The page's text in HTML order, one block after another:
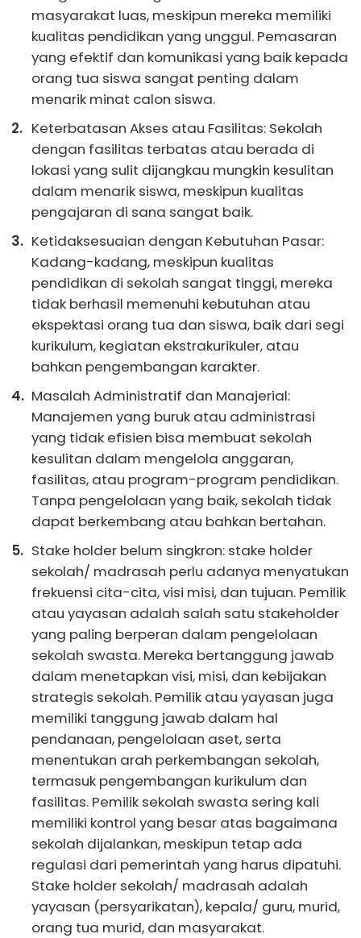
masyarakat luas, meskipun mereka memiliki
kualitas pendidikan yang unggul. Pemasaran
yang efektif dan komunikasi yang baik kepada
orang tua siswa sangat penting dalam
menarik minat calon siswa.
Keterbatasan Akses atau Fasilitas: Sekolah
dengan fasilitas terbatas atau berada di
lokasi yang sulit dijangkau mungkin kesulitan
dalam menarik siswa, meskipun kualitas
pengajaran di sana sangat baik.
Ketidaksesuaian dengan Kebutuhan Pasar:
Kadang-kadang, meskipun kualitas
pendidikan di sekolah sangat tinggi, mereka
tidak berhasil memenuhi kebutuhan atau
ekspektasi orang tua dan siswa, baik dari segi
kurikulum, kegiatan ekstrakurikuler, atau
bahkan pengembangan karakter.
Masalah Administratif dan Manajerial:
Manajemen yang buruk atau administrasi
yang tidak efisien bisa membuat sekolah
kesulitan dalam mengelola anggaran,
fasilitas, atau program-program pendidikan.
Tanpa pengelolaan yang baik, sekolah tidak
dapat berkembang atau bahkan bertahan.
Stake holder belum singkron: stake holder
sekolah/ madrasah perlu adanya menyatukan
frekuensi cita-cita, visi misi, dan tujuan. Pemilik
atau yayasan adalah salah satu stakeholder
yang paling berperan dalam pengelolaan
sekolah swasta. Mereka bertanggung jawab
dalam menetapkan visi, misi, dan kebijakan
strategis sekolah. Pemilik atau yayasan juga
memiliki tanggung jawab dalam hal
pendanaan, pengelolaan aset, serta
menentukan arah perkembangan sekolah,
termasuk pengembangan kurikulum dan
fasilitas. Pemilik sekolah swasta sering kali
memiliki kontrol yang besar atas bagaimana
sekolah dijalankan, meskipun tetap ada
regulasi dari pemerintah yang harus dipatuhi.
Stake holder sekolah/ madrasah adalah
yayasan (persyarikatan), kepala/ guru, murid,
orang tua murid, dan masyarakat.